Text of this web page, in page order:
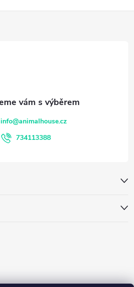
info@animalhouse.cz
734113388